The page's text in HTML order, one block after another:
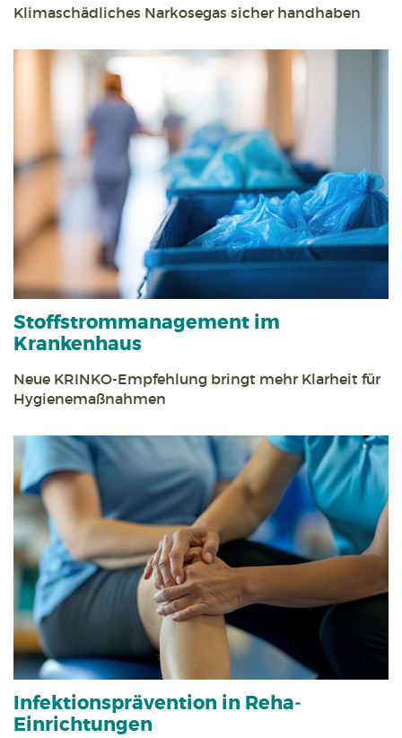
Klimaschädliches Narkosegas sicher handhaben
Stoff­strom­management im
Krankenhaus
Neue KRINKO-Empfehlung bringt mehr Klarheit für
Hygienemaßnahmen
Infektions­prävention in Reha­
Einrichtungen